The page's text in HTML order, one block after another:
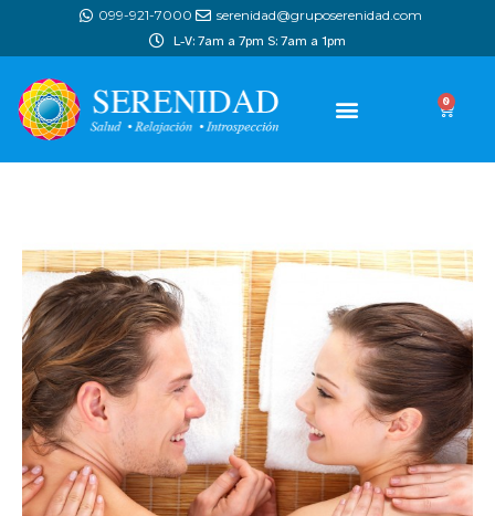
099-921-7000 serenidad@gruposerenidad.com
L-V: 7am a 7pm S: 7am a 1pm
0